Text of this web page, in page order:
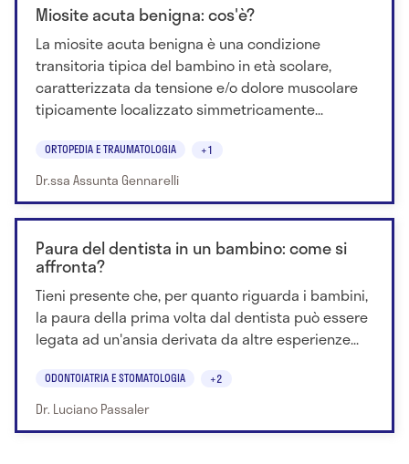
Miosite acuta benigna: cos'è?
La miosite acuta benigna è una condizione
transitoria tipica del bambino in età scolare,
caratterizzata da tensione e/o dolore muscolare
tipicamente localizzato simmetricamente...
ORTOPEDIA E TRAUMATOLOGIA +1
Dr.ssa Assunta Gennarelli
Paura del dentista in un bambino: come si
affronta?
Tieni presente che, per quanto riguarda i bambini,
la paura della prima volta dal dentista può essere
legata ad un'ansia derivata da altre esperienze...
ODONTOIATRIA E STOMATOLOGIA +2
Dr. Luciano Passaler